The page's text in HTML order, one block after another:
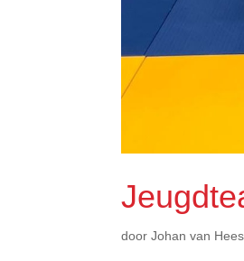
doorJohan van